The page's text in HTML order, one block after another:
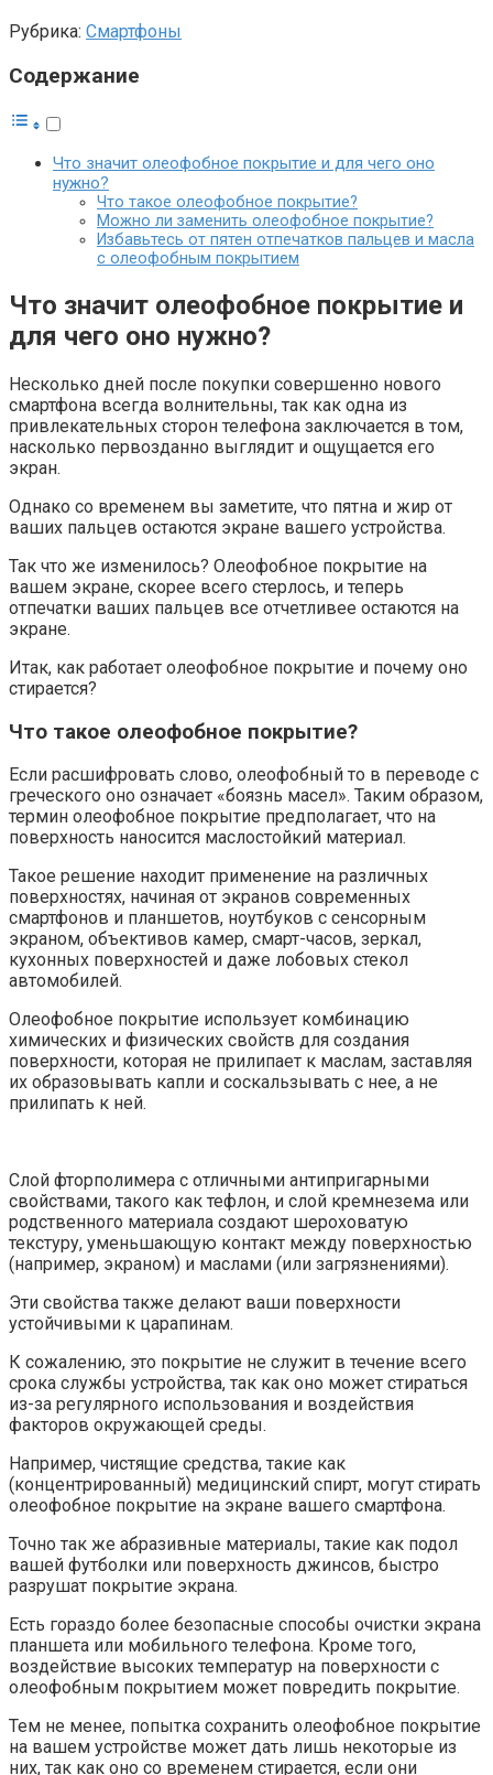
Рубрика: Смартфоны
Содержание
Что значит олеофобное покрытие и для чего оно
нужно?
Что такое олеофобное покрытие?
Можно ли заменить олеофобное покрытие?
Избавьтесь от пятен отпечатков пальцев и масла
с олеофобным покрытием
Что значит олеофобное покрытие и
для чего оно нужно?
Несколько дней после покупки совершенно нового
смартфона всегда волнительны, так как одна из
привлекательных сторон телефона заключается в том,
насколько первозданно выглядит и ощущается его
экран.
Однако со временем вы заметите, что пятна и жир от
ваших пальцев остаются экране вашего устройства.
Так что же изменилось? Олеофобное покрытие на
вашем экране, скорее всего стерлось, и теперь
отпечатки ваших пальцев все отчетливее остаются на
экране.
Итак, как работает олеофобное покрытие и почему оно
стирается?
Что такое олеофобное покрытие?
Если расшифровать слово, олеофобный то в переводе с
греческого оно означает «боязнь масел». Таким образом,
термин олеофобное покрытие предполагает, что на
поверхность наносится маслостойкий материал.
Такое решение находит применение на различных
поверхностях, начиная от экранов современных
смартфонов и планшетов, ноутбуков с сенсорным
экраном, объективов камер, смарт-часов, зеркал,
кухонных поверхностей и даже лобовых стекол
автомобилей.
Олеофобное покрытие использует комбинацию
химических и физических свойств для создания
поверхности, которая не прилипает к маслам, заставляя
их образовывать капли и соскальзывать с нее, а не
прилипать к ней.
Слой фторполимера с отличными антипригарными
свойствами, такого как тефлон, и слой кремнезема или
родственного материала создают шероховатую
текстуру, уменьшающую контакт между поверхностью
(например, экраном) и маслами (или загрязнениями).
Эти свойства также делают ваши поверхности
устойчивыми к царапинам.
К сожалению, это покрытие не служит в течение всего
срока службы устройства, так как оно может стираться
из-за регулярного использования и воздействия
факторов окружающей среды.
Например, чистящие средства, такие как
(концентрированный) медицинский спирт, могут стирать
олеофобное покрытие на экране вашего смартфона.
Точно так же абразивные материалы, такие как подол
вашей футболки или поверхность джинсов, быстро
разрушат покрытие экрана.
Есть гораздо более безопасные способы очистки экрана
планшета или мобильного телефона. Кроме того,
воздействие высоких температур на поверхности с
олеофобным покрытием может повредить покрытие.
Тем не менее, попытка сохранить олеофобное покрытие
на вашем устройстве может дать лишь некоторые из
них, так как оно со временем стирается, если они